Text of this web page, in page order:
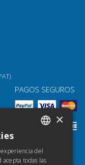
PAGOS SEGUROS
×
del
todas las